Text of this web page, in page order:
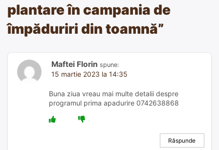
plantare în campania de
împăduriri din toamnă”
Maftei Florin spune:
15 martie 2023 la 14:35
Buna ziua vreau mai multe detalii despre
programul prima apadurire 0742638868
Răspunde